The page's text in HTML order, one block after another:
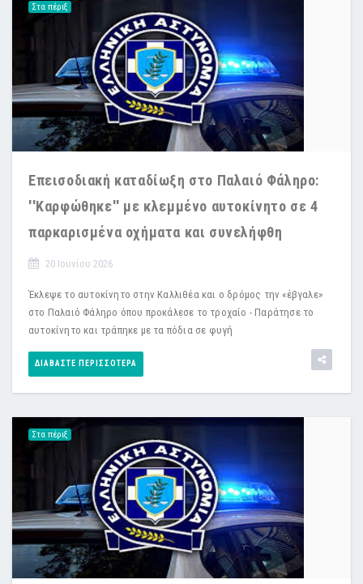
Στα πέριξ
Επεισοδιακή καταδίωξη στο Παλαιό Φάληρο:
''Καρφώθηκε'' με κλεμμένο αυτοκίνητο σε 4
παρκαρισμένα οχήματα και συνελήφθη
20 Ιουνίου 2026
Έκλεψε το αυτοκίνητο στην Καλλιθέα και ο δρόμος την «έβγαλε»
στο Παλαιό Φάληρο όπου προκάλεσε το τροχαίο - Παράτησε το
αυτοκίνητο και τράπηκε με τα πόδια σε φυγή
ΔΙΑΒΆΣΤΕ ΠΕΡΙΣΣΌΤΕΡΑ
Στα πέριξ